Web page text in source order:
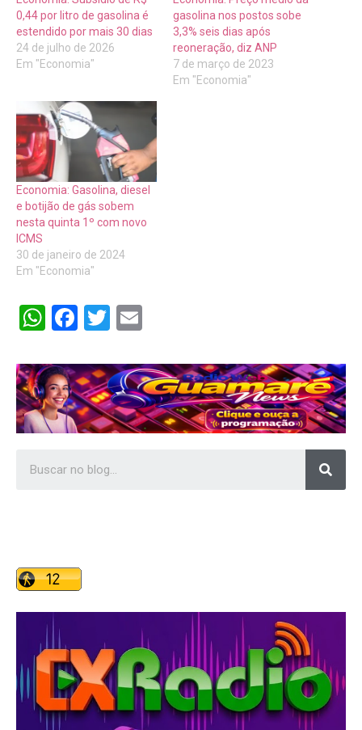
0,44 por litro de gasolina é
estendido por mais 30 dias
24 de julho de 2026
Em "Economia"
gasolina nos postos sobe
3,3% seis dias após
reoneração, diz ANP
7 de março de 2023
Em "Economia"
Economia: Gasolina, diesel
e botijão de gás sobem
nesta quinta 1º com novo
ICMS
30 de janeiro de 2024
Em "Economia"
WhatsApp
Facebook
Twitter